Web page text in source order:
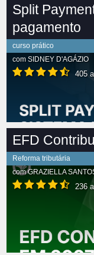
Split
pagamento
curso prático
com SIDNEY D'AGÁZIO
405
EFD
Reforma tributária
comGRAZIELLA
236